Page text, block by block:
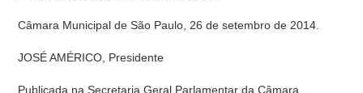
Câmara Municipal de São Paulo, 26 de setembro de 2014.
JOSÉ AMÉRICO, Presidente
Publicada na Secretaria Geral Parlamentar da Câmara